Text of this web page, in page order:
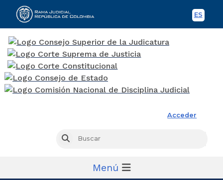
ES
Acceder
Buscar
Menú